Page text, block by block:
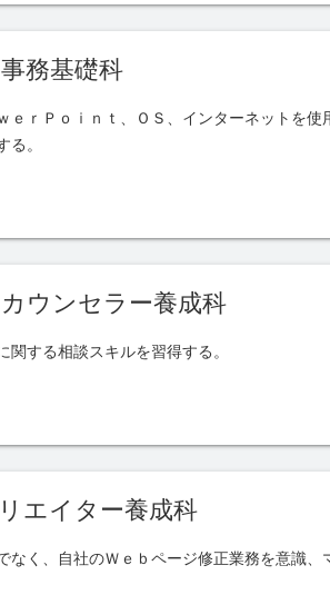
務基礎科
ｅｒＰｏｉｎｔ、ＯＳ、インターネットを
る。
ウンセラー養成科
する相談スキルを習得する。
エイター養成科
なく、自社のＷｅｂページ修正業務を意識